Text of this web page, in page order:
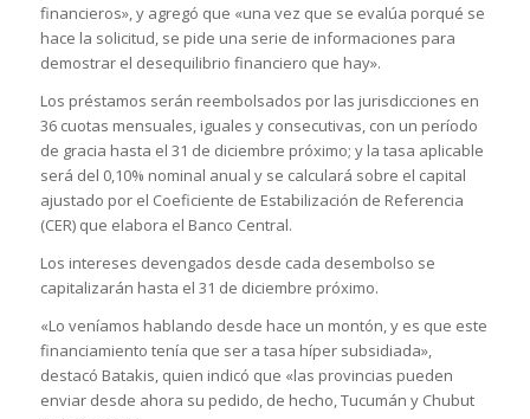
financieros», y agregó que «una vez que se evalúa porqué se
hace la solicitud, se pide una serie de informaciones para
demostrar el desequilibrio financiero que hay».
Los préstamos serán reembolsados por las jurisdicciones en
36 cuotas mensuales, iguales y consecutivas, con un período
de gracia hasta el 31 de diciembre próximo; y la tasa aplicable
será del 0,10% nominal anual y se calculará sobre el capital
ajustado por el Coeficiente de Estabilización de Referencia
(CER) que elabora el Banco Central.
Los intereses devengados desde cada desembolso se
capitalizarán hasta el 31 de diciembre próximo.
«Lo veníamos hablando desde hace un montón, y es que este
financiamiento tenía que ser a tasa híper subsidiada»,
destacó Batakis, quien indicó que «las provincias pueden
enviar desde ahora su pedido, de hecho, Tucumán y Chubut